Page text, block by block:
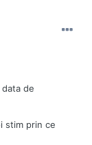
de
stim prin ce